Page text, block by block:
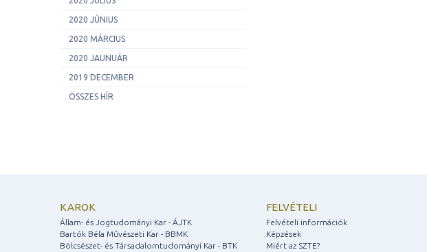
2020 JÚNIUS
2020 MÁRCIUS
2020 JAUNUÁR
2019 DECEMBER
ÖSSZES HÍR
KAROK
Állam- és Jogtudományi Kar - ÁJTK
Bartók Béla Művészeti Kar - BBMK
Bölcsészet- és Társadalomtudományi Kar - BTK
FELVÉTELI
Felvételi információk
Képzések
Miért az SZTE?